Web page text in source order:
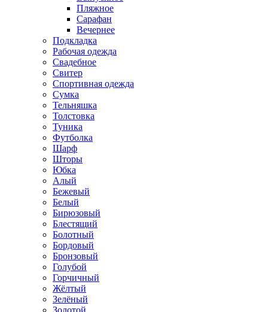
Пляжное
Сарафан
Вечернее
Подкладка
Рабочая одежда
Свадебное
Свитер
Спортивная одежда
Сумка
Тельняшка
Толстовка
Туника
Футболка
Шарф
Шторы
Юбка
Алый
Бежевый
Белый
Бирюзовый
Блестящий
Болотный
Бордовый
Бронзовый
Голубой
Горчичный
Жёлтый
Зелёный
Золотой